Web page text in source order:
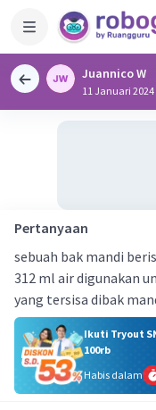
Juannico W
11 Januari 2024
Pertanyaan
sebuah bak mandi
312 ml air digunakan
yang tersisa dibak
Ikuti Tryout
100rb
Habis dalam